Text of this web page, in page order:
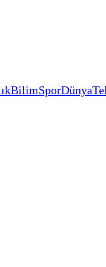
BilimSporDünya